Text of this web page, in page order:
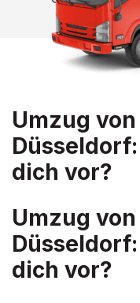
Umzug
dich vor?
Umzug
dich vor?